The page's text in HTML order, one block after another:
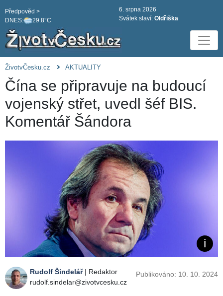
DNES: 29.8°C
Předpověd >
6. srpna 2026
Svátek slaví: Oldřiška
ŽivotvČesku.cz AKTUALITY
Čína se připravuje na budoucí
vojenský střet, uvedl šéf BIS.
Komentář Šándora
Rudolf Šindelář| Redaktor
rudolf.sindelar@zivotvcesku.cz
Publikováno: 10. 10. 2024